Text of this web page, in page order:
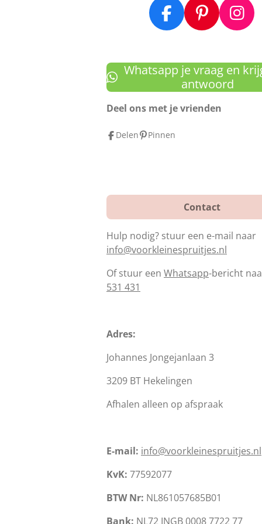
F
a
e
o
o
k
P
i
t
e
r
e
I
n
t
Whatsapp je vraag en
antwoord
Deel ons met je vrienden
Delen Pinnen
Contact
Hulp nodig? stuur een e-mail naar
info@voorkleinespruitjes.nl
Of stuur een Whatsapp-bericht
531 431
Adres:
Johannes Jongejanlaan 3
3209 BT Hekelingen
Afhalen alleen op afspraak
E-mail: info@voorkleinespruitjes.nl
KvK: 77592077
BTW Nr: NL861057685B01
Bank: NL72 INGB 0008 7722 77